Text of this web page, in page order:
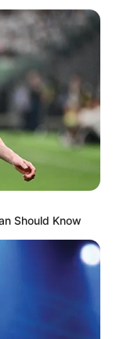
Should Know